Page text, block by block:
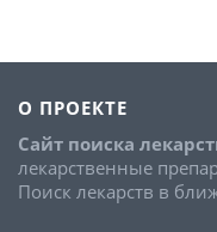
О ПРОЕКТЕ
Сайт поиска
лекарственные
Поиск лекарств в